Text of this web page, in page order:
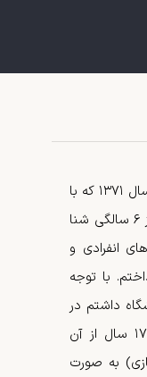
ابوالفضل رحمانی متولد آبان ماه سال ۱۳۷۱ که با
توجه به علاقه­‌ی شدید به ورزش از ۶ سالگی شنا
انفرادی و
با توجه
داشتم در
سن ۱۳-۱۴ سالگی تا الان که ۱۶-۱۷ سال از آن
به صورت